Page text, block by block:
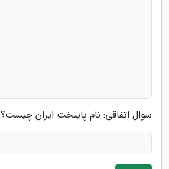
سوال اتفاقی: نام پایتخت ایران چیست؟